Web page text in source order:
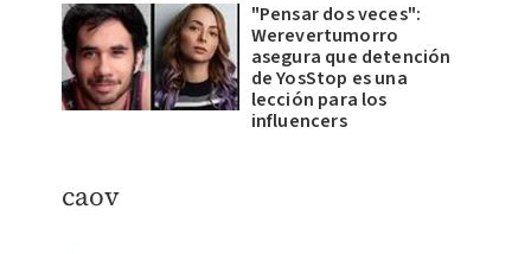
"Pensar dos veces":
Werevertumorro
asegura que detención
de YosStop es una
lección para los
influencers
caov